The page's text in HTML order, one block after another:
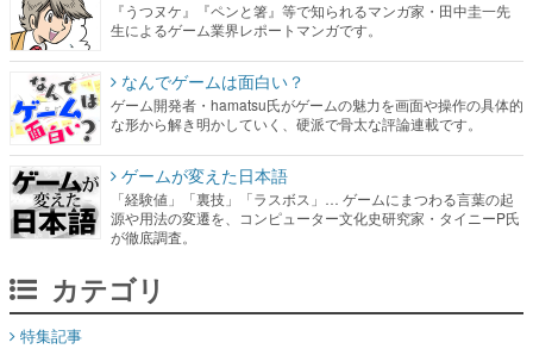
『うつヌケ』『ペンと箸』等で知られるマンガ家・田中圭一先
生によるゲーム業界レポートマンガです。
なんでゲームは面白い？
ゲーム開発者・hamatsu氏がゲームの魅力を画面や操作の具体的
な形から解き明かしていく、硬派で骨太な評論連載です。
ゲームが変えた日本語
「経験値」「裏技」「ラスボス」… ゲームにまつわる言葉の起
源や用法の変遷を、コンピューター文化史研究家・タイニーP氏
が徹底調査。
カテゴリ
特集記事